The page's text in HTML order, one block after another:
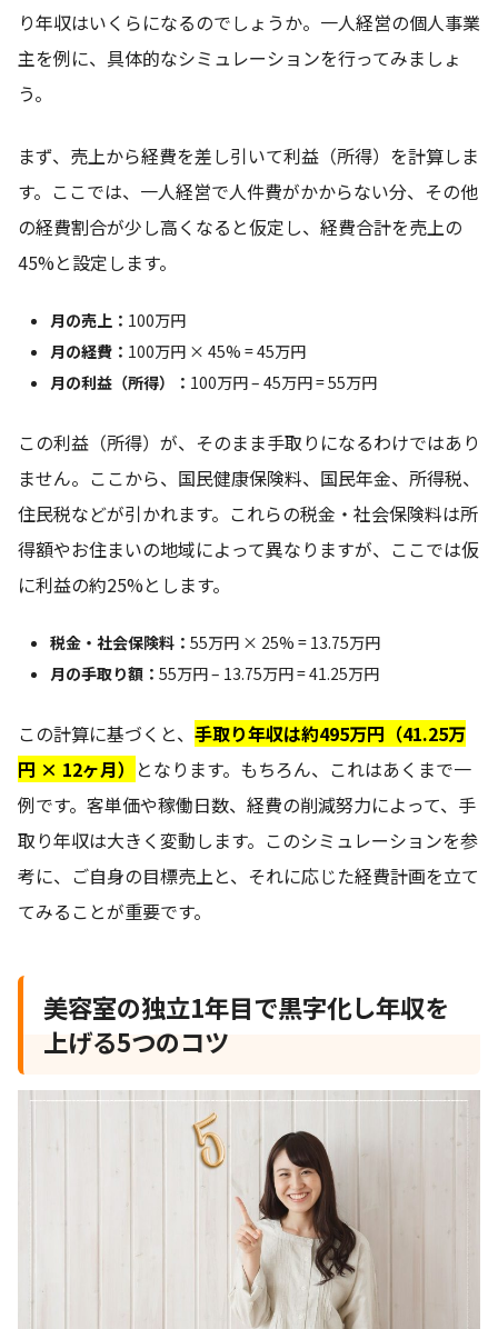
り年収はいくらになるのでしょうか。一人経営の個人事業
主を例に、具体的なシミュレーションを行ってみましょ
う。
まず、売上から経費を差し引いて利益（所得）を計算しま
す。ここでは、一人経営で人件費がかからない分、その他
の経費割合が少し高くなると仮定し、経費合計を売上の
45%と設定します。
月の売上： 100万円
月の経費： 100万円 × 45% = 45万円
月の利益（所得）： 100万円 – 45万円 = 55万円
この利益（所得）が、そのまま手取りになるわけではあり
ません。ここから、国民健康保険料、国民年金、所得税、
住民税などが引かれます。これらの税金・社会保険料は所
得額やお住まいの地域によって異なりますが、ここでは仮
に利益の約25%とします。
税金・社会保険料： 55万円 × 25% = 13.75万円
月の手取り額： 55万円 – 13.75万円 = 41.25万円
この計算に基づくと、 手取り年収は約495万円（41.25万
円 × 12ヶ月） となります。もちろん、これはあくまで一
例です。客単価や稼働日数、経費の削減努力によって、手
取り年収は大きく変動します。このシミュレーションを参
考に、ご自身の目標売上と、それに応じた経費計画を立て
てみることが重要です。
美容室の独立1年目で黒字化し年収を
上げる5つのコツ